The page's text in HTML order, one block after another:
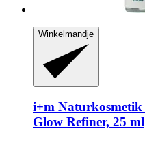
Winkelmandje
i+m Naturkosmetik
Glow Refiner, 25 ml